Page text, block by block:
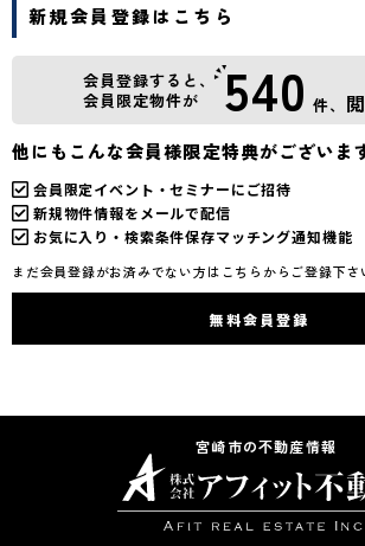
新規会員登録はこちら
会員登録すると、
会員限定物件が
540 件、
他にもこんな会員様限定特典がございま
会員限定イベント・セミナーにご招待
新規物件情報をメールで配信
お気に入り・検索条件保存マッチング通知機能
まだ会員登録がお済みでない方はこちらからご登録下さ
無料会員登録
宮崎市の不動産情報